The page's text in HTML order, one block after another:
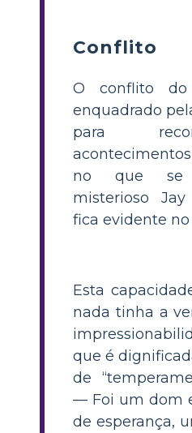
Conflito
O conflito
enquadrado
para
no que se
misterioso Jay
fica evidente
Esta
nada tinha a
que é
de
— Foi um dom
de esperança,